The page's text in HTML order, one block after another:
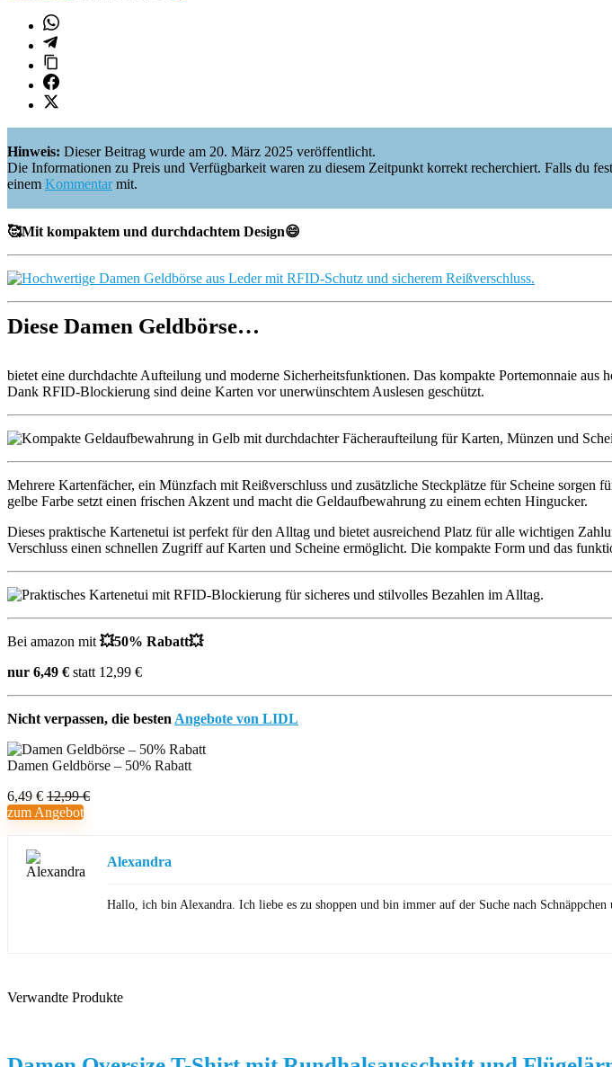
Hinweis: Dieser Beitrag wurde am 20. März 2025 veröffentlicht.
Die Informationen zu Preis und Verfügbarkeit waren zu diesem Zeitpunkt korrekt recherchiert. Falls du
einem Kommentarmit.
🥰Mit kompaktem und durchdachtem Design😄
Diese Damen Geldbörse…
bietet eine durchdachte Aufteilung und moderne Sicherheitsfunktionen. Das kompakte Portemonnaie
Dank RFID-Blockierung sind deine Karten vor unerwünschtem Auslesen geschützt.
Mehrere Kartenfächer, ein Münzfach mit Reißverschluss und zusätzliche Steckplätze für Scheine
gelbe Farbe setzt einen frischen Akzent und macht die Geldaufbewahrung zu einem echten Hingucker.
Dieses praktische Kartenetui ist perfekt für den Alltag und bietet ausreichend Platz für alle wichtigen
Verschluss einen schnellen Zugriff auf Karten und Scheine ermöglicht. Die kompakte Form und das
Bei amazon mit 💥50% Rabatt💥
nur 6,49 € statt 12,99 €
Nicht verpassen, die besten Angebote von LIDL
Damen Geldbörse – 50% Rabatt
6,49 € 12,99 €
zum Angebot
Alexandra
Hallo, ich bin Alexandra. Ich liebe es zu shoppen und bin immer auf der Suche nach
Verwandte Produkte